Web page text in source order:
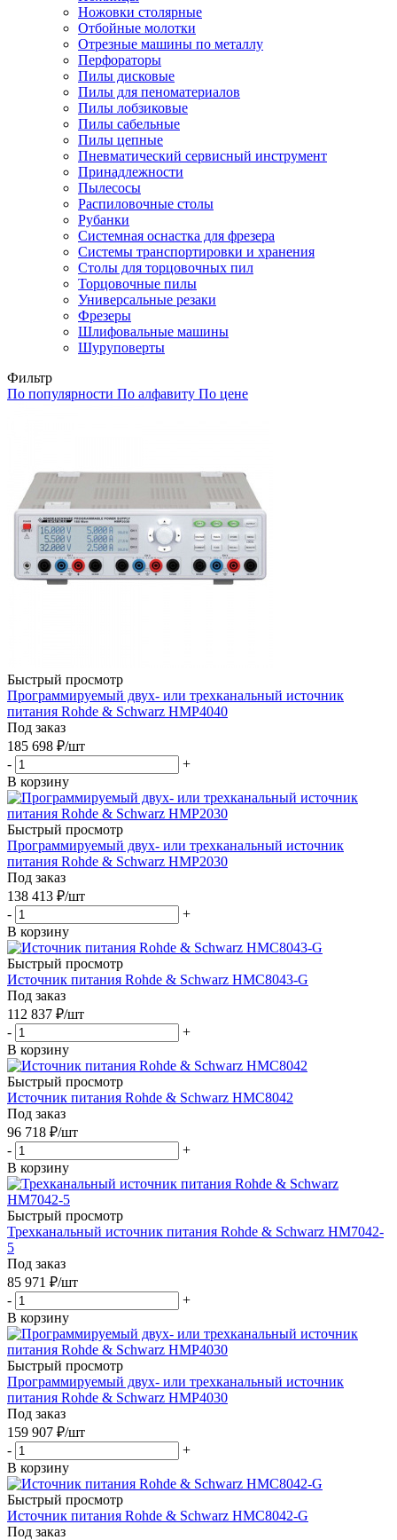
Ножовки столярные
Отбойные молотки
Отрезные машины по металлу
Перфораторы
Пилы дисковые
Пилы для пеноматериалов
Пилы лобзиковые
Пилы сабельные
Пилы цепные
Пневматический сервисный инструмент
Принадлежности
Пылесосы
Распиловочные столы
Рубанки
Системная оснастка для фрезера
Системы транспортировки и хранения
Столы для торцовочных пил
Торцовочные пилы
Универсальные резаки
Фрезеры
Шлифовальные машины
Шуруповерты
Фильтр
По популярности По алфавиту По цене
Быстрый просмотр
Программируемый двух- или трехканальный источник
питания Rohde & Schwarz HMP4040
Под заказ
185 698 ₽/шт
-
+
В корзину
Быстрый просмотр
Программируемый двух- или трехканальный источник
питания Rohde & Schwarz HMP2030
Под заказ
138 413 ₽/шт
-
+
В корзину
Быстрый просмотр
Источник питания Rohde & Schwarz HMC8043-G
Под заказ
112 837 ₽/шт
-
+
В корзину
Быстрый просмотр
Источник питания Rohde & Schwarz HMC8042
Под заказ
96 718 ₽/шт
-
+
В корзину
Быстрый просмотр
Трехканальный источник питания Rohde & Schwarz HM7042-
5
Под заказ
85 971 ₽/шт
-
+
В корзину
Быстрый просмотр
Программируемый двух- или трехканальный источник
питания Rohde & Schwarz HMP4030
Под заказ
159 907 ₽/шт
-
+
В корзину
Быстрый просмотр
Источник питания Rohde & Schwarz HMC8042-G
Под заказ